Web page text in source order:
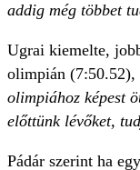
addig még többet
Ugrai kiemelte,
olimpián (7:50.52),
olimpiához képest
előttünk lévőket,
Pádár szerint ha